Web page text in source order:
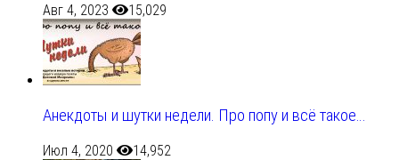
Авг 4, 2023 15,029
Анекдоты и шутки недели. Про попу и всё такое…
Июл 4, 2020 14,952